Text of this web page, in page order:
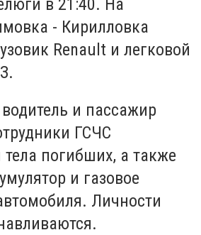
- Кирилловка
Renault и легковой
и пассажир
ГСЧС
погибших, а также
и газовое
Личности